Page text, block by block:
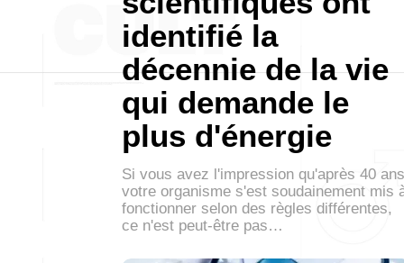
identifié la
décennie de la vie
qui demande le
plus d'énergie
Si vous avez l'impression qu'après 40 ans
votre organisme s'est soudainement mis
fonctionner selon des règles différentes,
ce n'est peut-être pas…